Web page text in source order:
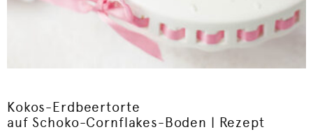
Kokos-Erdbeertorte
auf Schoko-Cornflakes-Boden | Rezept